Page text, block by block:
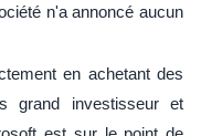
n'a annoncé aucun
en achetant des
grand investisseur et